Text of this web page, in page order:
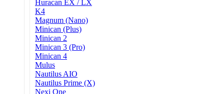
Huracan EX / LX
K4
Magnum (Nano)
Minican (Plus)
Minican 2
Minican 3 (Pro)
Minican 4
Mulus
Nautilus AIO
Nautilus Prime (X)
Nexi One